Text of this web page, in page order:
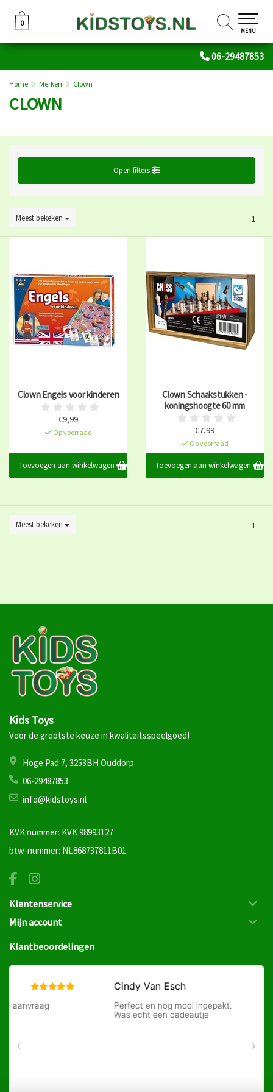
06-29487853
0
0
MENU
Home Merken Clown
CLOWN
Open filters
Meest bekeken 1
Clown Engels voor kinderen
€9,99
Op voorraad
Toevoegen aan winkelwagen
Clown Schaakstukken -
koningshoogte 60 mm
€7,99
Op voorraad
Toevoegen aan winkelwagen
Meest bekeken 1
Kids Toys
Voor de grootste keuze in kwaliteitsspeelgoed!
Hoge Pad 7, 3253BH Ouddorp
06-29487853
info@kidstoys.nl
KVK nummer: KVK 98993127
btw-nummer: NL868737811B01
Klantenservice
Mijn account
Klantbeoordelingen